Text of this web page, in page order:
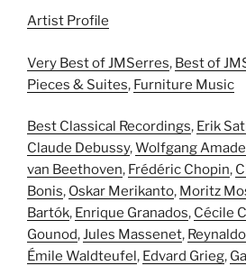
Artist Profile
Very Best of JMSerres, Best of
Pieces & Suites, Furniture Music
Best Classical Recordings, Erik
Claude Debussy,Wolfgang
van Beethoven, Frédéric Chopin,
Bonis, Oskar Merikanto, Moritz
Bartók, Enrique Granados, Cécile
Gounod,Jules Massenet,
Émile Waldteufel , Edvard Grieg,